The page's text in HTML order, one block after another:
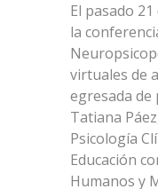
El pasado
la
virtuales de
egresada de
Tatiana
Psicología
Educación
Humanos y